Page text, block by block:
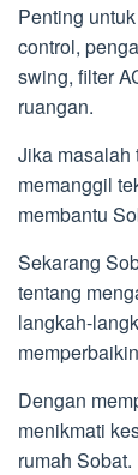
Penting
control,
swing, filter
ruangan.
Jika masalah
memanggil
membantu
Sekarang
tentang
langkah-
Dengan
menikmati
rumah Sobat.